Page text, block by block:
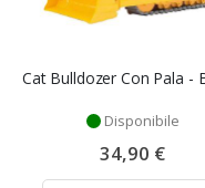
Disponibile
34,90 €